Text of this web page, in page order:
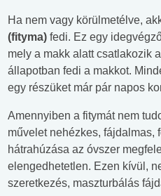
Ha nem vagy körülmetélve,
(fityma) fedi. Ez egy
mely a makk alatt csatlakozik
állapotban fedi a makkot.
egy részüket már pár napos
Amennyiben a fitymát nem
művelet nehézkes, fájdalmas,
hátrahúzása az óvszer
elengedhetetlen. Ezen kívül,
szeretkezés, maszturbálás